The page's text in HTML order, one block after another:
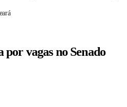
por vagas no Senado